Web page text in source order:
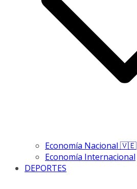
Economía Nacional 🇻🇪
Economía Internacional
DEPORTES